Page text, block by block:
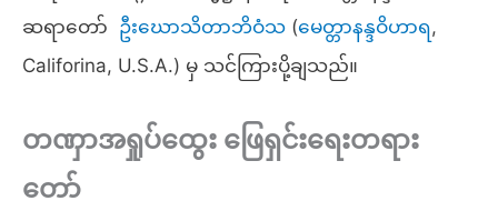
ဆရာတော် ဦးဃောသိတာဘိဝံသ (မေတ္တာနန္ဒဝိဟာရ,
Califorina, U.S.A.) မှ သင်ကြားပို့ချသည်။
တဏှာအရှုပ်ထွေး ဖြေရှင်းရေးတရား
တော်